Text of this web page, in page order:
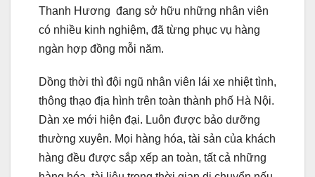
Thanh Hương đang sở hữu những nhân viên
có nhiều kinh nghiệm, đã từng phục vụ hàng
ngàn hợp đồng mỗi năm.
Dồng thời thì đội ngũ nhân viên lái xe nhiệt tình,
thông thạo địa hình trên toàn thành phố Hà Nội.
Dàn xe mới hiện đại. Luôn được bảo dưỡng
thường xuyên. Mọi hàng hóa, tài sản của khách
hàng đều được sắp xếp an toàn, tất cả những